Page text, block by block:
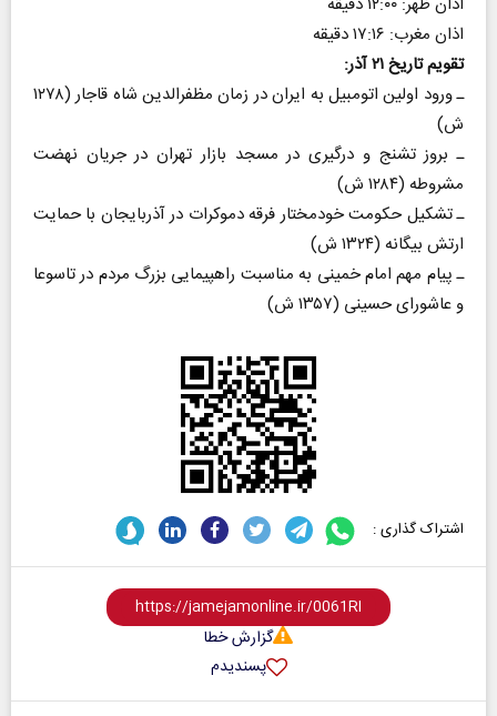
اذان مغرب: ۱۷:۱۶ دقیقه
تقویم تاریخ ۲۱ آذر:
ـ ورود اولین اتومبیل به ایران در زمان مظفرالدین شاه قاجار (۱۲۷۸
ش)
ـ بروز تشنج و درگیری در مسجد بازار تهران در جریان نهضت
مشروطه (۱۲۸۴ ش)
ـ تشکیل حکومت خودمختار فرقه دموکرات در آذربایجان با حمایت
ارتش بیگانه (۱۳۲۴ ش)
ـ پیام مهم امام خمینی به مناسبت راهپیمایی بزرگ مردم در تاسوعا
و عاشورای حسینی (۱۳۵۷ ش)
اشتراک گذاری :
گزارش خطا
پسندیدم